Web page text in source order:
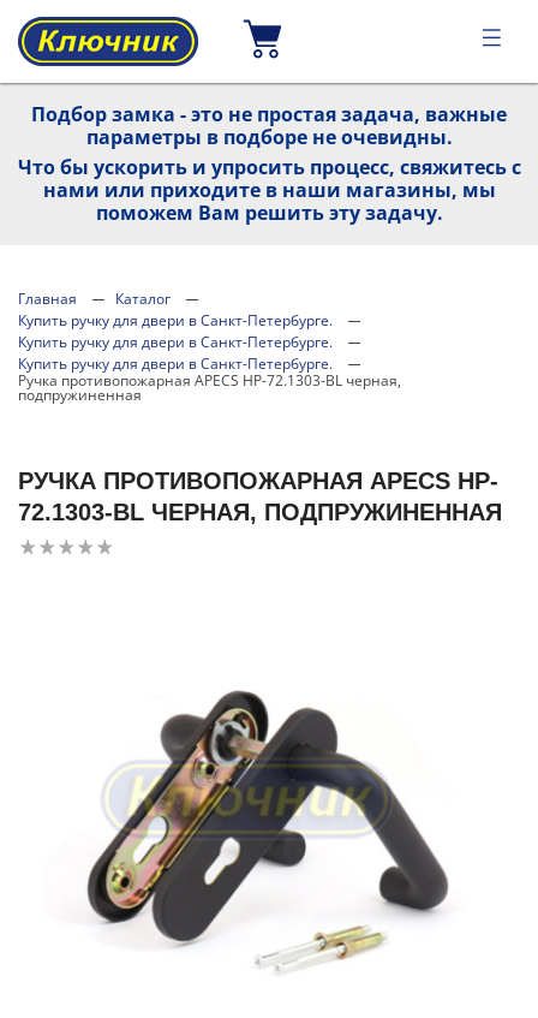
Подбор замка - это не простая задача, важные
параметры в подборе не очевидны.
Что бы ускорить и упросить процесс, свяжитесь с
нами или приходите в наши магазины, мы
поможем Вам решить эту задачу.
Главная
Каталог
Купить ручку для двери в Санкт-Петербурге.
Купить ручку для двери в Санкт-Петербурге.
Купить ручку для двери в Санкт-Петербурге.
Ручка противопожарная APECS HP-72.1303-BL черная,
подпружиненная
РУЧКА ПРОТИВОПОЖАРНАЯ APECS HP-
72.1303-BL ЧЕРНАЯ, ПОДПРУЖИНЕННАЯ